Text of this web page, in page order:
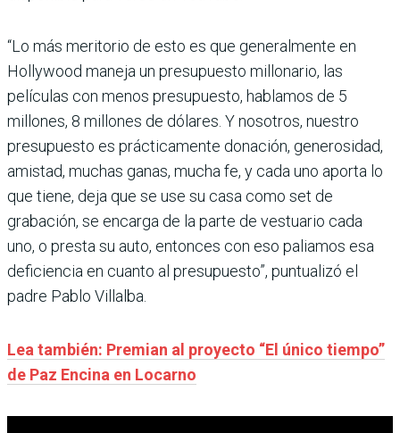
“Lo más meritorio de esto es que generalmente en
Hollywood maneja un presupuesto millonario, las
películas con menos presupuesto, hablamos de 5
millones, 8 millones de dólares. Y nosotros, nuestro
presupuesto es prácticamente donación, generosidad,
amistad, muchas ganas, mucha fe, y cada uno aporta lo
que tiene, deja que se use su casa como set de
grabación, se encarga de la parte de vestuario cada
uno, o presta su auto, entonces con eso paliamos esa
deficiencia en cuanto al presupuesto”, puntualizó el
padre Pablo Villalba.
Lea también: Premian al proyecto “El único tiempo”
de Paz Encina en Locarno